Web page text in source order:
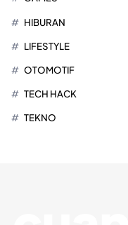
HIBURAN
LIFESTYLE
OTOMOTIF
TECH HACK
TEKNO